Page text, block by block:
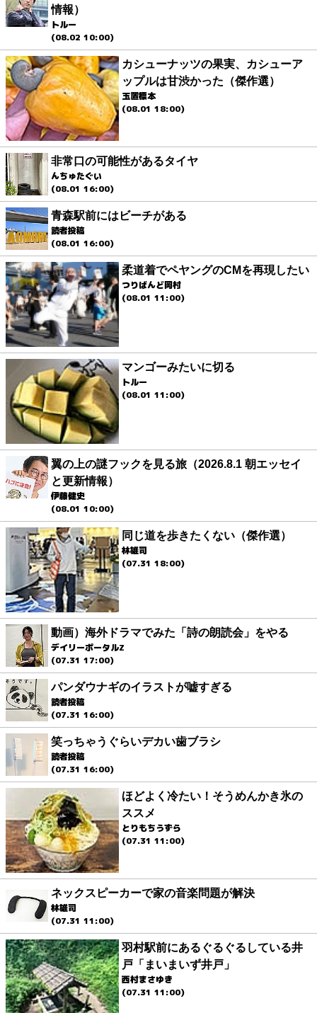
情報）
トルー
(08.02 10:00)
カシューナッツの果実、カシューア
ップルは甘渋かった（傑作選）
玉置標本
(08.01 18:00)
非常口の可能性があるタイヤ
んちゅたぐい
(08.01 16:00)
青森駅前にはビーチがある
読者投稿
(08.01 16:00)
柔道着でペヤングのCMを再現したい
つりばんど岡村
(08.01 11:00)
マンゴーみたいに切る
トルー
(08.01 11:00)
翼の上の謎フックを見る旅（2026.8.1 朝エッセイ
と更新情報）
伊藤健史
(08.01 10:00)
同じ道を歩きたくない（傑作選）
林雄司
(07.31 18:00)
動画）海外ドラマでみた「詩の朗読会」をやる
デイリーポータルZ
(07.31 17:00)
パンダウナギのイラストが嘘すぎる
読者投稿
(07.31 16:00)
笑っちゃうぐらいデカい歯ブラシ
読者投稿
(07.31 16:00)
ほどよく冷たい！そうめんかき氷の
ススメ
とりもちうずら
(07.31 11:00)
ネックスピーカーで家の音楽問題が解決
林雄司
(07.31 11:00)
羽村駅前にあるぐるぐるしている井
戸「まいまいず井戸」
西村まさゆき
(07.31 11:00)